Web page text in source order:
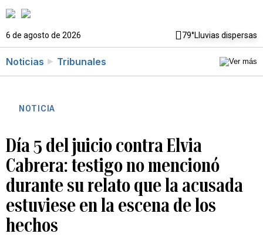
6 de agosto de 2026 79°Lluvias dispersas
Noticias Tribunales
NOTICIA
Día 5 del juicio contra Elvia
Cabrera: testigo no mencionó
durante su relato que la acusada
estuviese en la escena de los
hechos